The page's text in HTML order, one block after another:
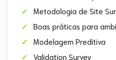
Metodologia de Site
Boas práticas para
Modelagem Preditiva
Validation Survey